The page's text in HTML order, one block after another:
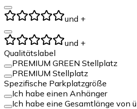
und +
und +
Qualitätslabel
PREMIUM GREEN Stellplatz
PREMIUM Stellplatz
Spezifische Parkplatzgröße
Ich habe einen Anhänger
Ich habe eine Gesamtlänge von